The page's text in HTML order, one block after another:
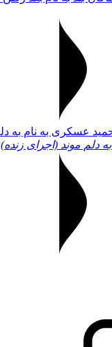
به دلم موند (اجرای زنده)